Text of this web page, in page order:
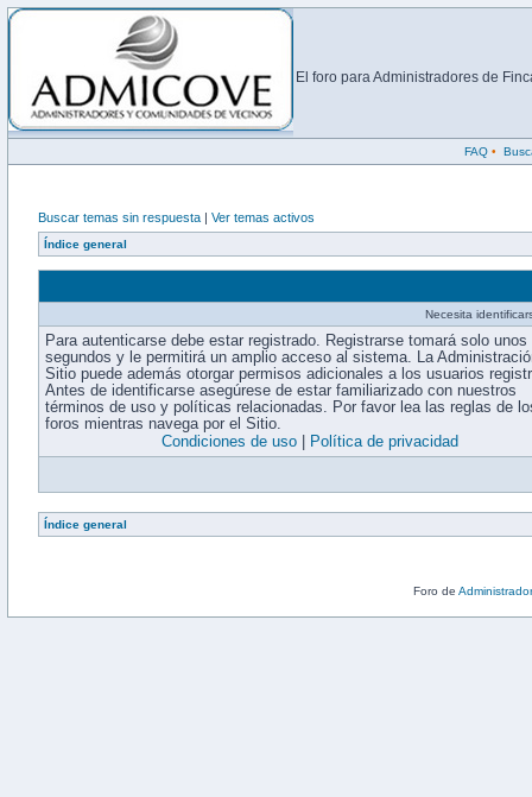
El foro para Administradores de
FAQ•
Buscar temas sin respuesta | Ver temas activos
Índice general
Necesita
Para autenticarse debe estar registrado. Registrarse tomará solo unos
segundos y le permitirá un amplio acceso al sistema. La
Sitio puede además otorgar permisos adicionales a los usuarios
Antes de identificarse asegúrese de estar familiarizado con nuestros
términos de uso y políticas relacionadas. Por favor lea las reglas de
foros mientras navega por el Sitio.
Condiciones de uso
Política de privacidad
Índice general
Foro de